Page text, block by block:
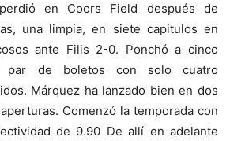
en Coors Field después de
una limpia, en siete capitulos en
ante Filis 2-0. Ponchó a cinco
par de boletos con solo cuatro
Márquez ha lanzado bien en dos
Comenzó la temporada con
de 9.90 De allí en adelante